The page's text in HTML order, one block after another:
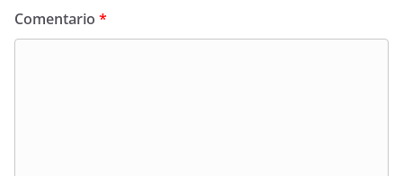
Comentario *